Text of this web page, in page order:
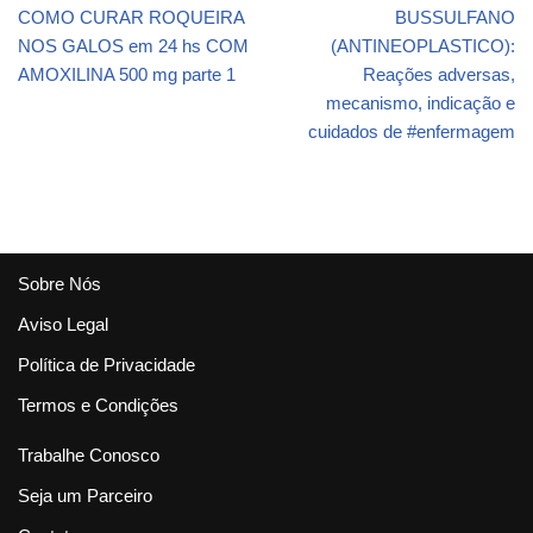
– INCRÍVEL
COMO CURAR ROQUEIRA
NOS GALOS em 24 hs COM
AMOXILINA 500 mg parte 1
BUSSULFANO
(ANTINEOPLASTICO):
Reações adversas,
mecanismo, indicação e
cuidados de #enfermagem
Sobre Nós
Aviso Legal
Política de Privacidade
Termos e Condições
Trabalhe Conosco
Seja um Parceiro